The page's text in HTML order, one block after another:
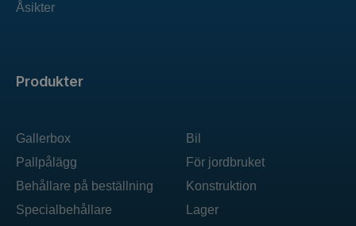
Produkter
Gallerbox
Pallpålägg
Behållare på beställning
Specialbehållare
Bil
För jordbruket
Konstruktion
Lager
Åsikter